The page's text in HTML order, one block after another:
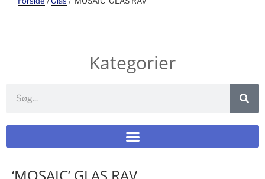
Kategorier
‘MOSAIC’ GLAS RAV